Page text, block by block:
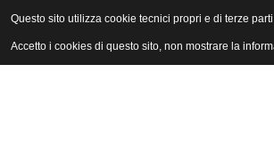
ANICA | Associazione Nazionale Industrie
Questo sito utilizza cookie tecnici propri e di terze
Accetto i cookies di questo sito, non mostrare la
Questo sito utilizza cookie tecnici propri e di terze
Accetto i cookies di questo sito, non mostrare la